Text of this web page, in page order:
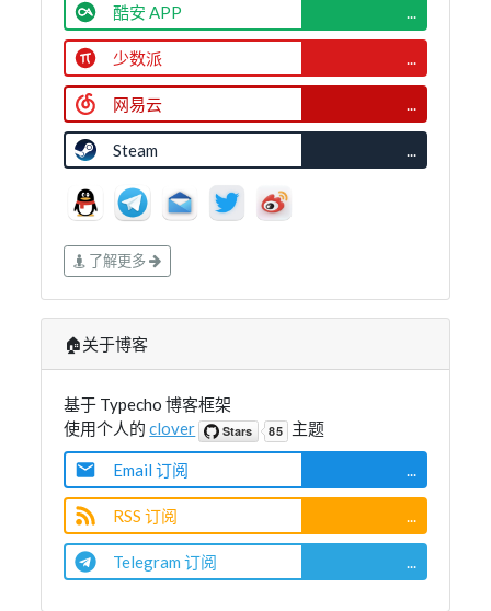
酷安 APP ...
少数派 ...
网易云 ...
Steam ...
了解更多
🏠关于博客
基于 Typecho 博客框架
使用个人的clover 主题
Email 订阅
RSS 订阅
Telegram 订阅